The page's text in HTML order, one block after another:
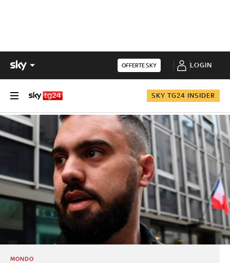
OFFERTE SKY LOGIN
SKY TG24 INSIDER
MONDO